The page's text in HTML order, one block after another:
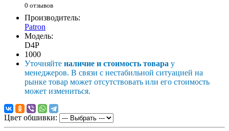
0 отзывов
Производитель:
Patron
Модель:
D4P
1000
Уточняйте наличие и стоимость товара у
менеджеров. В связи с нестабильной ситуацией на
рынке товар может отсутствовать или его стоимость
может измениться.
Цвет обшивки: